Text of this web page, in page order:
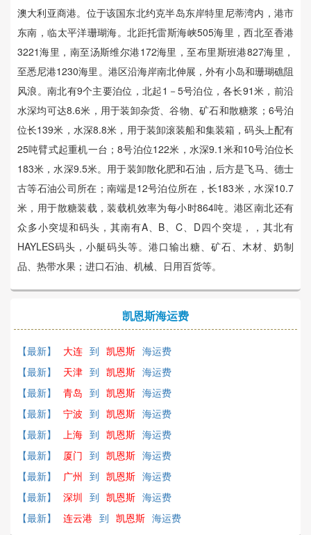
澳大利亚商港。位于该国东北约克半岛东岸特里尼蒂湾内，港市
东南，临太平洋珊瑚海。北距托雷斯海峡505海里，西北至香港
3221海里，南至汤斯维尔港172海里，至布里斯班港827海里，
至悉尼港1230海里。港区沿海岸南北伸展，外有小岛和珊瑚礁阻
风浪。南北有9个主要泊位，北起1－5号泊位，各长91米，前沿
水深均可达8.6米，用于装卸杂货、谷物、矿石和散糖浆；6号泊
位长139米，水深8.8米，用于装卸滚装船和集装箱，码头上配有
25吨臂式起重机一台；8号泊位122米，水深9.1米和10号泊位长
183米，水深9.5米。用于装卸散化肥和石油，后方是飞马、德士
古等石油公司所在；南端是12号泊位所在，长183米，水深10.7
米，用于散糖装载，装载机效率为每小时864吨。港区南北还有
众多小突堤和码头，其南有A、B、C、D四个突堤，，其北有
HAYLES码头，小艇码头等。港口输出糖、矿石、木材、奶制
品、热带水果；进口石油、机械、日用百货等。
凯恩斯海运费
【最新】 大连 到 凯恩斯 海运费
【最新】
天津 到 凯恩斯 海运费
【最新】
青岛 到 凯恩斯 海运费
【最新】
宁波 到 凯恩斯 海运费
【最新】
上海 到 凯恩斯 海运费
【最新】
厦门 到 凯恩斯 海运费
【最新】
广州 到 凯恩斯 海运费
【最新】
深圳 到 凯恩斯 海运费
【最新】
连云港 到 凯恩斯 海运费